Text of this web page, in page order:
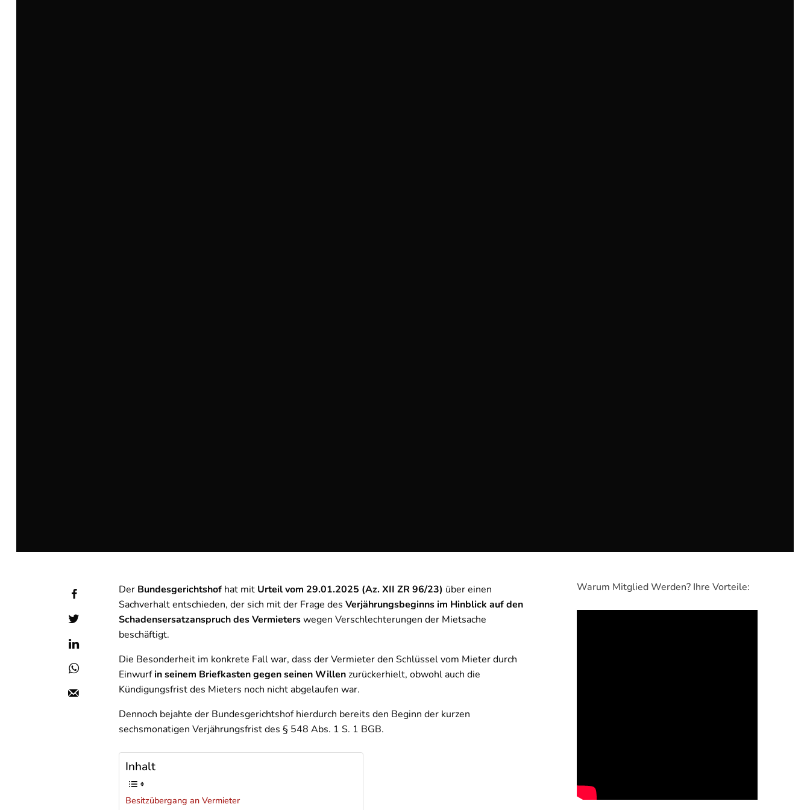
Der Bundesgerichtshof hat mit Urteil vom 29.01.2025 (Az. XII ZR 96/23) über einen
Sachverhalt entschieden, der sich mit der Frage desVerjährungsbeginns im Hinblick auf den
Schadensersatzanspruch des Vermieterswegen Verschlechterungen der Mietsache
beschäftigt.
Die Besonderheit im konkrete Fall war, dass der Vermieter den Schlüssel vom Mieter durch
Einwurfin seinem Briefkasten gegen seinen Willenzurückerhielt, obwohl auch die
Kündigungsfrist des Mieters noch nicht abgelaufen war.
Dennoch bejahte der Bundesgerichtshof hierdurch bereits den Beginn der kurzen
sechsmonatigen Verjährungsfrist des § 548 Abs. 1 S. 1 BGB.
Inhalt
Besitzübergang an Vermieter
Warum Mitglied Werden? Ihre Vorteile: